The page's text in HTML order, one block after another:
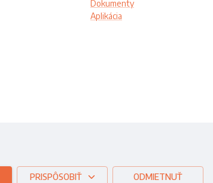
Dokumenty
Aplikácia
PRISPÔSOBIŤ ODMIETNUŤ